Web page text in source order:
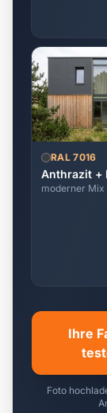
RAL 7016
Anthrazit +
moderner Mix
Ihre
Foto